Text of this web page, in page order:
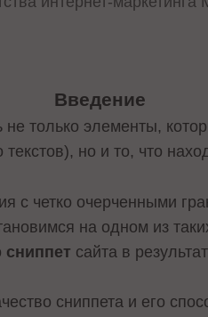
Введение
только элементы,
но и то, что
с четко очерченными
на одном из
сниппет сайта в
сниппета и его